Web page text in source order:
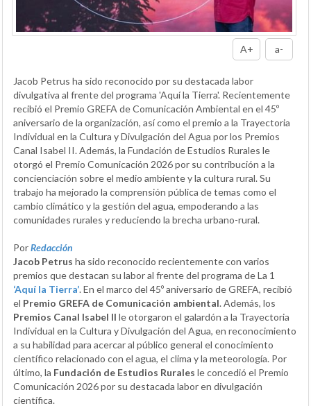
A+ a-
Jacob Petrus ha sido reconocido por su destacada labor
divulgativa al frente del programa 'Aquí la Tierra'. Recientemente
recibió el Premio GREFA de Comunicación Ambiental en el 45º
aniversario de la organización, así como el premio a la Trayectoria
Individual en la Cultura y Divulgación del Agua por los Premios
Canal Isabel II. Además, la Fundación de Estudios Rurales le
otorgó el Premio Comunicación 2026 por su contribución a la
concienciación sobre el medio ambiente y la cultura rural. Su
trabajo ha mejorado la comprensión pública de temas como el
cambio climático y la gestión del agua, empoderando a las
comunidades rurales y reduciendo la brecha urbano-rural.
PorRedacción
Jacob Petrus ha sido reconocido recientemente con varios
premios que destacan su labor al frente del programa de La 1
‘Aquí la Tierra’. En el marco del 45º aniversario de GREFA, recibió
el Premio GREFA de Comunicación ambiental. Además, los
Premios Canal Isabel II le otorgaron el galardón a la Trayectoria
Individual en la Cultura y Divulgación del Agua, en reconocimiento
a su habilidad para acercar al público general el conocimiento
científico relacionado con el agua, el clima y la meteorología. Por
último, la Fundación de Estudios Rurales le concedió el Premio
Comunicación 2026 por su destacada labor en divulgación
científica.